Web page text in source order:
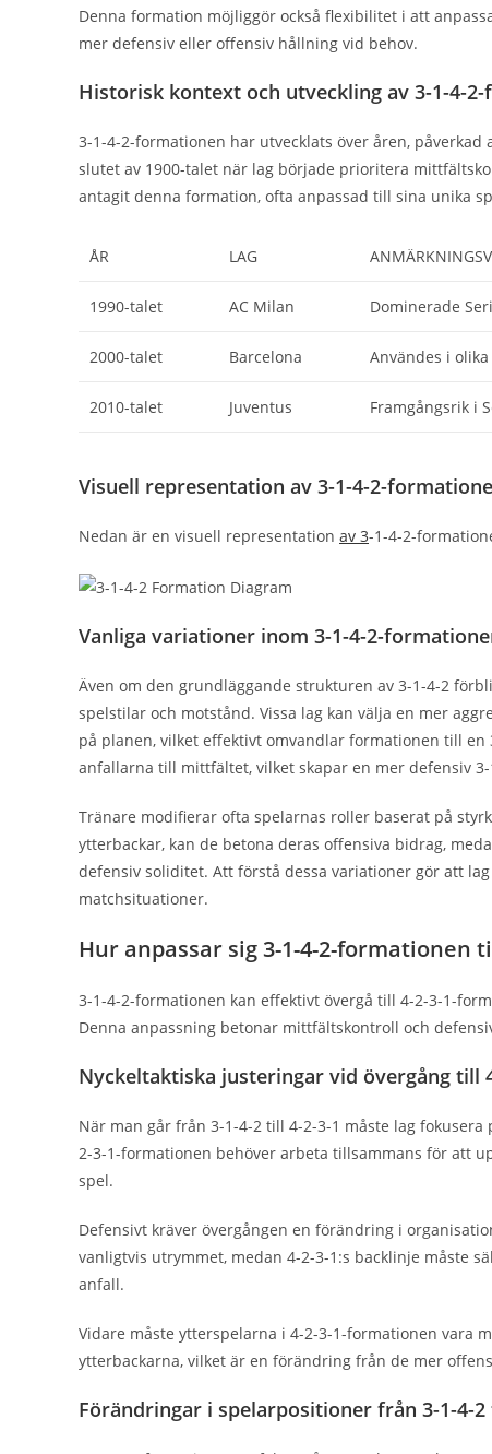
Denna formation möjliggör också flexibilitet i att
mer defensiv eller offensiv hållning vid behov.
Historisk kontext och utveckling av 3-1-4-
3-1-4-2-formationen har utvecklats över åren,
slutet av 1900-talet när lag började prioritera
antagit denna formation, ofta anpassad till sina unika
ÅR LAG
1990-talet AC Milan Dominerade
2000-talet Barcelona Användes i
2010-talet Juventus Framgångsrik i
Visuell representation av 3-1-4-2-
Nedan är en visuell representation av 3-1-4-2-
Vanliga variationer inom 3-1-4-2-
Även om den grundläggande strukturen av 3-1-4-2
spelstilar och motstånd. Vissa lag kan välja en mer
på planen, vilket effektivt omvandlar formationen till
anfallarna till mittfältet, vilket skapar en mer defensiv
Tränare modifierar ofta spelarnas roller baserat på
ytterbackar, kan de betona deras offensiva bidrag,
defensiv soliditet. Att förstå dessa variationer gör att
matchsituationer.
Hur anpassar sig 3-1-4-2-formationen
3-1-4-2-formationen kan effektivt övergå till 4-2-3-1-
Denna anpassning betonar mittfältskontroll och
Nyckeltaktiska justeringar vid övergång till
När man går från 3-1-4-2 till 4-2-3-1 måste lag
2-3-1-formationen behöver arbeta tillsammans för att
spel.
Defensivt kräver övergången en förändring i
vanligtvis utrymmet, medan 4-2-3-1:s backlinje måste
anfall.
Vidare måste ytterspelarna i 4-2-3-1-formationen vara
ytterbackarna, vilket är en förändring från de mer
Förändringar i spelarpositioner från 3-1-4-2